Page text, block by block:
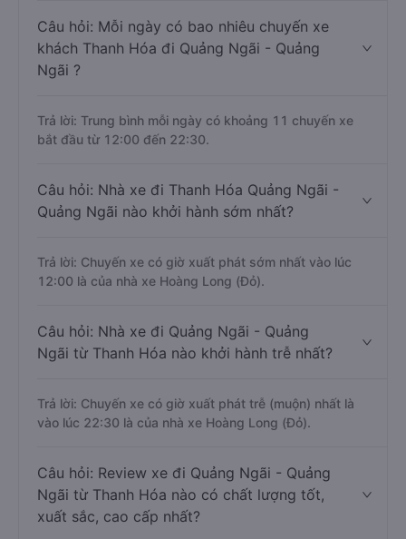
Câu hỏi: Mỗi ngày có bao nhiêu chuyến xe
khách Thanh Hóa đi Quảng Ngãi - Quảng
Ngãi ?
Trả lời: Trung bình mỗi ngày có khoảng 11 chuyến xe
bắt đầu từ 12:00 đến 22:30.
Câu hỏi: Nhà xe đi Thanh Hóa Quảng Ngãi -
Quảng Ngãi nào khởi hành sớm nhất?
Trả lời: Chuyến xe có giờ xuất phát sớm nhất vào lúc
12:00 là của nhà xe Hoàng Long (Đỏ).
Câu hỏi: Nhà xe đi Quảng Ngãi - Quảng
Ngãi từ Thanh Hóa nào khởi hành trễ nhất?
Trả lời: Chuyến xe có giờ xuất phát trễ (muộn) nhất là
vào lúc 22:30 là của nhà xe Hoàng Long (Đỏ).
Câu hỏi: Review xe đi Quảng Ngãi - Quảng
Ngãi từ Thanh Hóa nào có chất lượng tốt,
xuất sắc, cao cấp nhất?